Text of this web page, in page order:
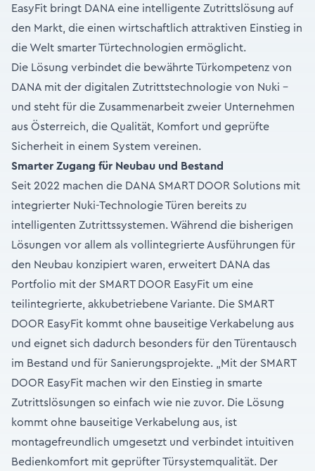
EasyFit bringt DANA eine intelligente Zutrittslösung auf
den Markt, die einen wirtschaftlich attraktiven Einstieg in
die Welt smarter Türtechnologien ermöglicht.
Die Lösung verbindet die bewährte Türkompetenz von
DANA mit der digitalen Zutrittstechnologie von Nuki –
und steht für die Zusammenarbeit zweier Unternehmen
aus Österreich, die Qualität, Komfort und geprüfte
Sicherheit in einem System vereinen.
Smarter Zugang für Neubau und Bestand
Seit 2022 machen die DANA SMART DOOR Solutions mit
integrierter Nuki-Technologie Türen bereits zu
intelligenten Zutrittssystemen. Während die bisherigen
Lösungen vor allem als vollintegrierte Ausführungen für
den Neubau konzipiert waren, erweitert DANA das
Portfolio mit der SMART DOOR EasyFit um eine
teilintegrierte, akkubetriebene Variante. Die SMART
DOOR EasyFit kommt ohne bauseitige Verkabelung aus
und eignet sich dadurch besonders für den Türentausch
im Bestand und für Sanierungsprojekte. „Mit der SMART
DOOR EasyFit machen wir den Einstieg in smarte
Zutrittslösungen so einfach wie nie zuvor. Die Lösung
kommt ohne bauseitige Verkabelung aus, ist
montagefreundlich umgesetzt und verbindet intuitiven
Bedienkomfort mit geprüfter Türsystemqualität. Der